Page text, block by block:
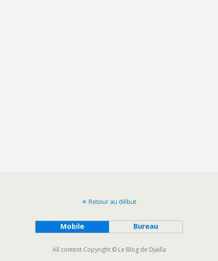
Retour au début
Mobile Bureau
All content Copyright © Le Blog de Djailla